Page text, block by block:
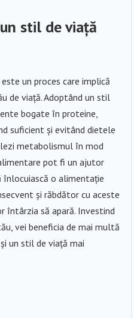
stil de viață
un proces care implică
de viață. Adoptând un stil
bogate în proteine,
suficient și evitând dietele
metabolismul în mod
pot fi un ajutor
înlocuiască o alimentație
și răbdător cu aceste
întârzia să apară. Investind
vei beneficia de mai multă
un stil de viață mai